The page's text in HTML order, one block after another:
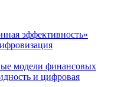
эффективность»
модели финансовых
и цифровая